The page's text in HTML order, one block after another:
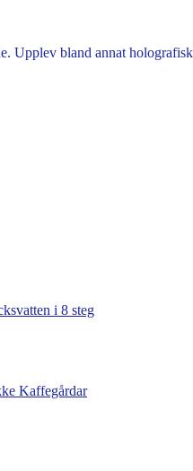
Upplev bland annat
i 8 steg
Kaffegårdar